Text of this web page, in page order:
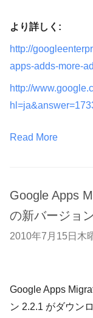
より詳しく:
http://
apps-adds-more-
http://
Read More
Google Apps
の新バージョ
2010年7月15日木
Google Apps
ン 2.2.1 がダウン